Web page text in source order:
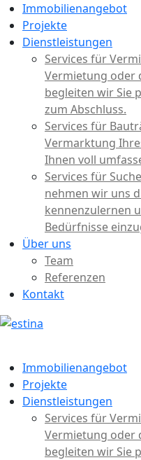
Immobilienangebot
Projekte
Dienstleistungen
Services für
Vermietung oder
begleiten wir Sie
zum Abschluss.
Services für
Vermarktung
Ihnen voll
Services für
nehmen wir uns
kennenzulernen
Bedürfnisse
Über uns
Team
Referenzen
Kontakt
Immobilienangebot
Projekte
Dienstleistungen
Services für
Vermietung oder
begleiten wir Sie